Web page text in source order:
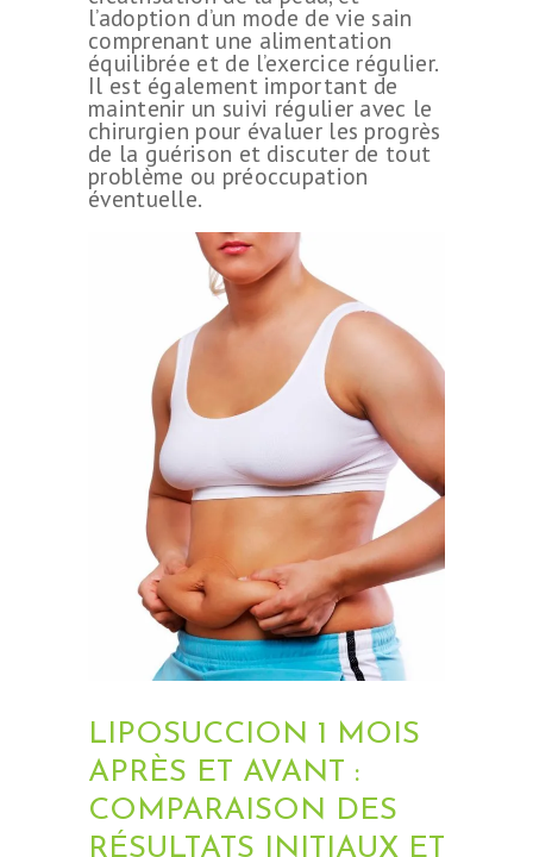
CHIRURGIE
ESTHÉTIQUE
INTERVENTIONS
MÉDECINS
CONTACT
DEMANDE DE
l’adoption d’un mode de vie sain
comprenant une alimentation
équilibrée et de l’exercice régulier.
Il est également important de
maintenir un suivi régulier avec le
chirurgien pour évaluer les progrès
de la guérison et discuter de tout
problème ou préoccupation
éventuelle.
LIPOSUCCION 1 MOIS
APRÈS ET AVANT :
COMPARAISON DES
RÉSULTATS INITIAUX ET